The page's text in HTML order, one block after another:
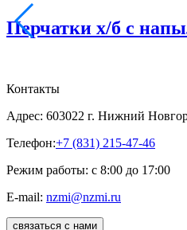
Перчатки х/б с
Контакты
Адрес: 603022 г. Нижний
Телефон:+7 (831) 215-47-46
Режим работы: с 8:00 до 17:00
E-mail: nzmi@nzmi.ru
связаться с нами